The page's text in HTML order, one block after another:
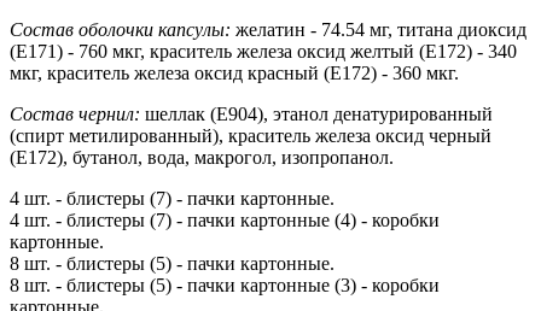
Состав оболочки капсулы: желатин - 74.54 мг, титана диоксид
(Е171) - 760 мкг, краситель железа оксид желтый (Е172) - 340
мкг, краситель железа оксид красный (Е172) - 360 мкг.
Состав чернил: шеллак (Е904), этанол денатурированный
(спирт метилированный), краситель железа оксид черный
(Е172), бутанол, вода, макрогол, изопропанол.
4 шт. - блистеры (7) - пачки картонные.
4 шт. - блистеры (7) - пачки картонные (4) - коробки
картонные.
8 шт. - блистеры (5) - пачки картонные.
8 шт. - блистеры (5) - пачки картонные (3) - коробки
картонные.